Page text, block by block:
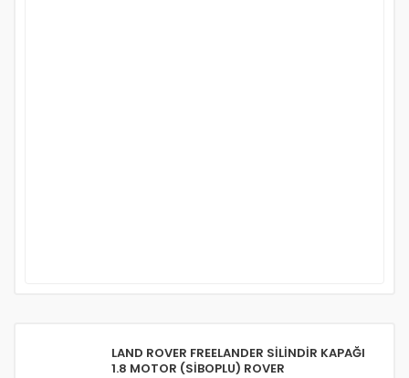
LAND ROVER FREELANDER SİLİNDİR KAPAĞI
1.8 MOTOR (SİBOPLU) ROVER